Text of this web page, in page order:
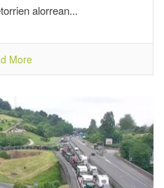
alorrean...
More